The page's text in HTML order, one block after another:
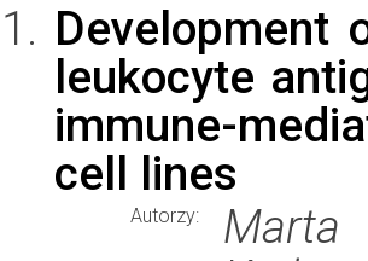
Development
leukocyte
immune-
cell lines
Autorzy:
Marta